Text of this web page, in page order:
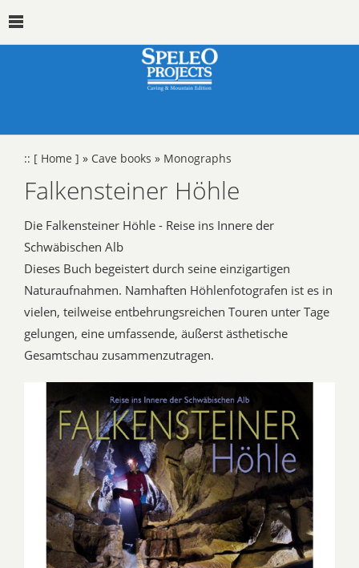
:: [ Home ] » Cave books » Monographs
Falkensteiner Höhle
Die Falkensteiner Höhle - Reise ins Innere der
Schwäbischen Alb
Dieses Buch begeistert durch seine einzigartigen
Naturaufnahmen. Namhaften Höhlenfotografen ist es in
vielen, teilweise entbehrungsreichen Touren unter Tage
gelungen, eine umfassende, äußerst ästhetische
Gesamtschau zusammenzutragen.